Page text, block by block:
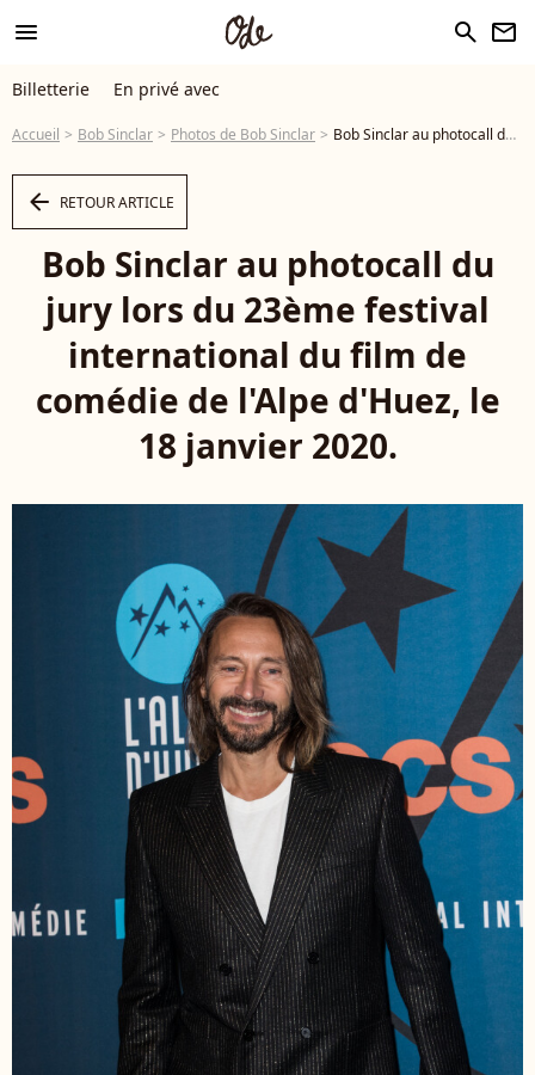
menu search newsletter
Billetterie En privé avec
Accueil Bob Sinclar Photos de Bob Sinclar Bob Sinclar au photocall du jury lors du 23ème festival international du film de comédie de l'Alpe d'Huez, le 18 janvier 2020. © Cyril Moreau/Bestimage18/01/2020 - Huez - Photo
arrow_left RETOUR ARTICLE
Bob Sinclar au photocall du
jury lors du 23ème festival
international du film de
comédie de l'Alpe d'Huez, le
18 janvier 2020.